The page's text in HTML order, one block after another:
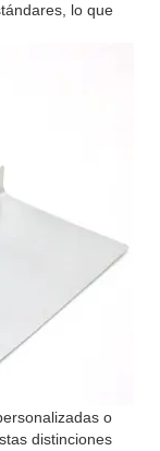
lo que
o
distinciones